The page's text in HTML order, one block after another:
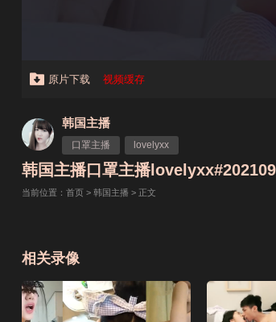
原片下载 视频缓存
韩国主播
口罩主播 lovelyxx
韩国主播口罩主播
当前位置： 首页 > 韩国主播 > 正文
相关录像